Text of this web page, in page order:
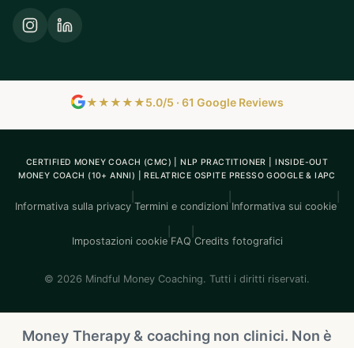
★★★★★5.0/5 · 61 Google Reviews
CERTIFIED MONEY COACH (CMC) | NLP PRACTITIONER | INSIDE-OUT
MONEY COACH (10+ ANNI) | RELATRICE OSPITE PRESSO GOOGLE & IAPC
Informativa sulla privacy Termini e condizioni Informativa sui cookie
Impostazioni cookie FAQ Credits fotografici
© 2026 Mindful Money Coaching. Tutti i diritti riservati.
Money Therapy & coaching non clinici. Non è